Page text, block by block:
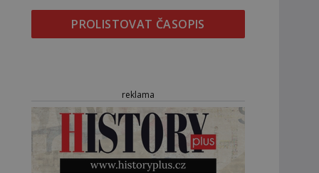
PROLISTOVAT ČASOPIS
reklama